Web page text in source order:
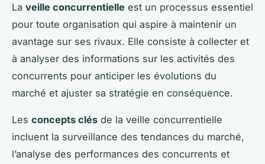
La veille concurrentielle est un processus essentiel
pour toute organisation qui aspire à maintenir un
avantage sur ses rivaux. Elle consiste à collecter et
à analyser des informations sur les activités des
concurrents pour anticiper les évolutions du
marché et ajuster sa stratégie en conséquence.
Les concepts clés de la veille concurrentielle
incluent la surveillance des tendances du marché,
l’analyse des performances des concurrents et